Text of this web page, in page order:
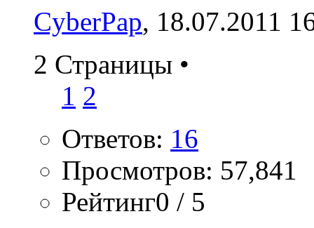
CyberPap, 18.07.2011
2 Страницы •
1 2
Ответов: 16
Просмотров: 57,841
Рейтинг0 / 5